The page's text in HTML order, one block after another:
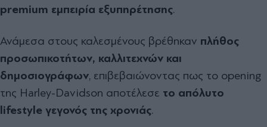
premium εμπειρία εξυπηρέτησης.
Ανάμεσα στους καλεσμένους βρέθηκαν πλήθος
προσωπικοτήτων, καλλιτεχνών και
δημοσιογράφων, επιβεβαιώνοντας πως το opening
της Harley-Davidson αποτέλεσε το απόλυτο
lifestyle γεγονός της χρονιάς.